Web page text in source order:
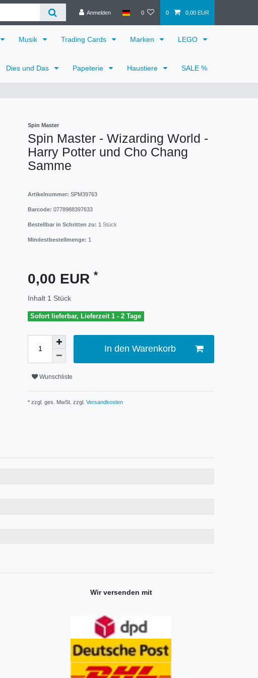
Anmelden 0 0 0,00 EUR
Musik Trading Cards Marken LEGO
Dies und Das Papeterie Haustiere SALE %
Spin Master
Spin Master - Wizarding World -
Harry Potter und Cho Chang
Samme
Artikelnummer: SPM39763
Barcode: 0778988397633
Bestellbar in Schritten zu: 1 Stück
Mindestbestellmenge: 1
0,00 EUR *
Inhalt 1 Stück
Sofort lieferbar, Lieferzeit 1 - 2 Tage
In den Warenkorb
Wunschliste
* zzgl. ges. MwSt. zzgl. Versandkosten
Wir versenden mit